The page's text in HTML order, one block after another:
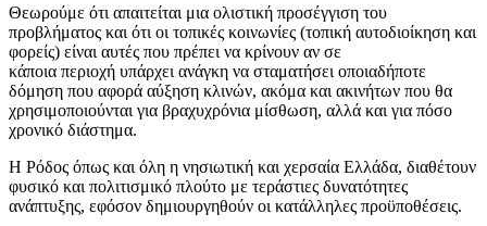
Θεωρούμε ότι απαιτείται μια ολιστική προσέγγιση του
προβλήματος και ότι οι τοπικές κοινωνίες (τοπική αυτοδιοίκηση και
φορείς) είναι αυτές που πρέπει να κρίνουν αν σε
κάποια περιοχή υπάρχει ανάγκη να σταματήσει οποιαδήποτε
δόμηση που αφορά αύξηση κλινών, ακόμα και ακινήτων που θα
χρησιμοποιούνται για βραχυχρόνια μίσθωση, αλλά και για πόσο
χρονικό διάστημα.
Η Ρόδος όπως και όλη η νησιωτική και χερσαία Ελλάδα, διαθέτουν
φυσικό και πολιτισμικό πλούτο με τεράστιες δυνατότητες
ανάπτυξης, εφόσον δημιουργηθούν οι κατάλληλες προϋποθέσεις.